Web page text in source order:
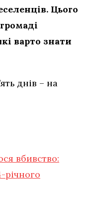
Цього
варто знати
днів – на
вбивство:
річного